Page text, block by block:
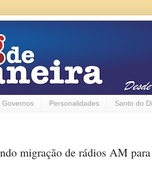
Governos Personalidades Santo do
migração de rádios AM para